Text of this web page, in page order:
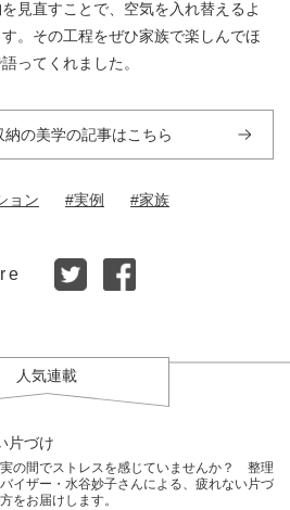
見直すことで、空気を入れ替えるよ
。その工程をぜひ家族で楽しんでほ
ってくれました。
の美学の記事はこちら
ョン #実例 #家族
人気連載
片づけ
の間でストレスを感じていませんか？ 整理
イザー・水谷妙子さんによる、疲れない片づ
をお届けします。